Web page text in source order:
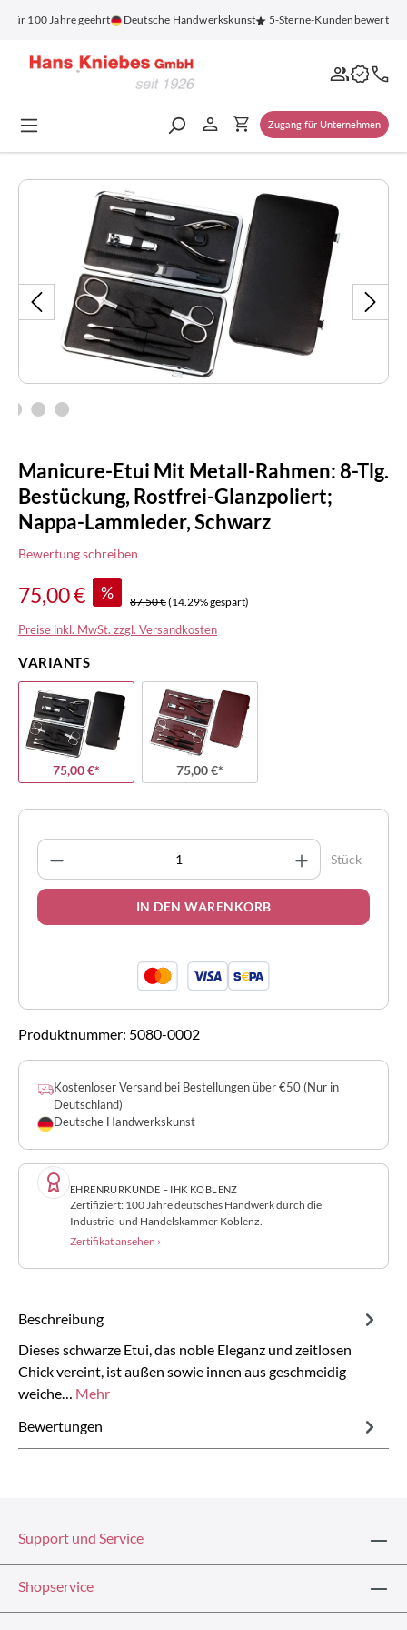
springen
100 Jahre geehrt Deutsche Handwerkskunst 5-Sterne-Kundenbewertung
Zugang für Unternehmen
Bildergalerie überspringen
Manicure-Etui Mit Metall-Rahmen: 8-Tlg.
Bestückung, Rostfrei-Glanzpoliert;
Nappa-Lammleder, Schwarz
Bewertung schreiben
75,00 € % 87,50 €(14.29% gespart)
Preise inkl. MwSt. zzgl. Versandkosten
VARIANTS
75,00 €* 75,00 €*
Produkt Anzahl: Gib den gewünschten
Stück
IN DEN WARENKORB
Produktnummer: 5080-0002
Kostenloser Versand bei Bestellungen über €50 (Nur in
Deutschland)
Deutsche Handwerkskunst
EHRENRURKUNDE – IHK KOBLENZ
Zertifiziert: 100 Jahre deutsches Handwerk durch die
Industrie- und Handelskammer Koblenz.
Zertifikat ansehen ›
Beschreibung
Dieses schwarze Etui, das noble Eleganz und zeitlosen
Chick vereint, ist außen sowie innen aus geschmeidig
weiche… Mehr
Bewertungen
Support und Service
Shopservice